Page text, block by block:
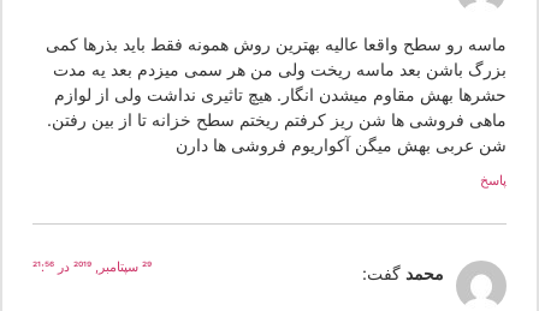
رو سطح واقعا عالیه بهترین روش همونه فقط باید بذرها کمی
باشن بعد ماسه ریخت ولی من هر سمی میزدم بعد یه مدت
بهش مقاوم میشدن انگار. هیچ تاثیری نداشت ولی از لوازم
فروشی ها شن ریز کرفتم ریختم سطح خزانه تا از بین رفتن.
عربی بهش میگن آکواریوم فروشی ها دارن
محمد گفت: